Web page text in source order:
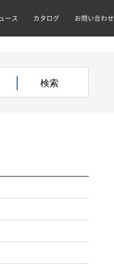
ース カタログ お問い合わせ